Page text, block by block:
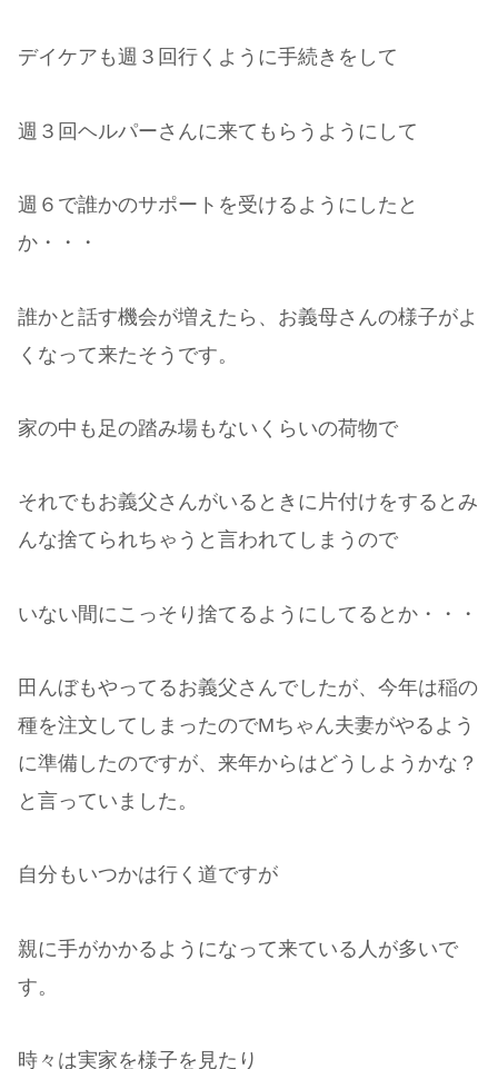
デイケアも週３回行くように手続きをして
週３回ヘルパーさんに来てもらうようにして
週６で誰かのサポートを受けるようにしたと
か・・・
誰かと話す機会が増えたら、お義母さんの様子がよ
くなって来たそうです。
家の中も足の踏み場もないくらいの荷物で
それでもお義父さんがいるときに片付けをするとみ
んな捨てられちゃうと言われてしまうので
いない間にこっそり捨てるようにしてるとか・・・
田んぼもやってるお義父さんでしたが、今年は稲の
種を注文してしまったのでMちゃん夫妻がやるよう
に準備したのですが、来年からはどうしようかな？
と言っていました。
自分もいつかは行く道ですが
親に手がかかるようになって来ている人が多いで
す。
時々は実家を様子を見たり